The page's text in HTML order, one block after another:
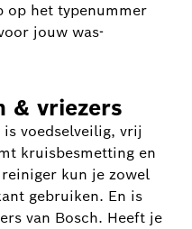
op het typenummer
jouw was-
& vriezers
is voedselveilig, vrij
kruisbesmetting en
kun je zowel
gebruiken. En is
van Bosch. Heeft je